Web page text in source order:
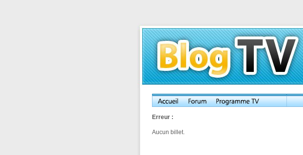
Erreur :
Aucun billet.